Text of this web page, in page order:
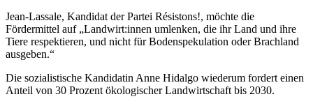
Jean-Lassale, Kandidat der Partei Résistons!, möchte die
Fördermittel auf „Landwirt:innen umlenken, die ihr Land und ihre
Tiere respektieren, und nicht für Bodenspekulation oder Brachland
ausgeben.“
Die sozialistische Kandidatin Anne Hidalgo wiederum fordert einen
Anteil von 30 Prozent ökologischer Landwirtschaft bis 2030.